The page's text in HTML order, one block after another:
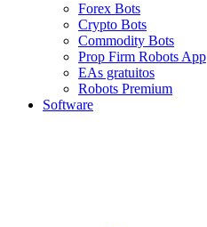
Forex Bots
Crypto Bots
Commodity Bots
Prop Firm Robots App
EAs gratuitos
Robots Premium
Software